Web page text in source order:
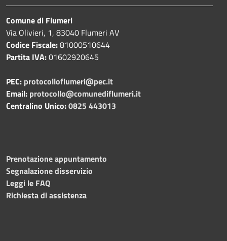
Comune di Flumeri
Via Olivieri, 1, 83040 Flumeri AV
Codice Fiscale:81000510644
Partita IVA:01602920645
PEC: protocolloflumeri@pec.it
Email: protocollo@comunediflumeri.it
Centralino Unico:0825 443013
Prenotazione appuntamento
Segnalazione disservizio
Leggi le FAQ
Richiesta di assistenza